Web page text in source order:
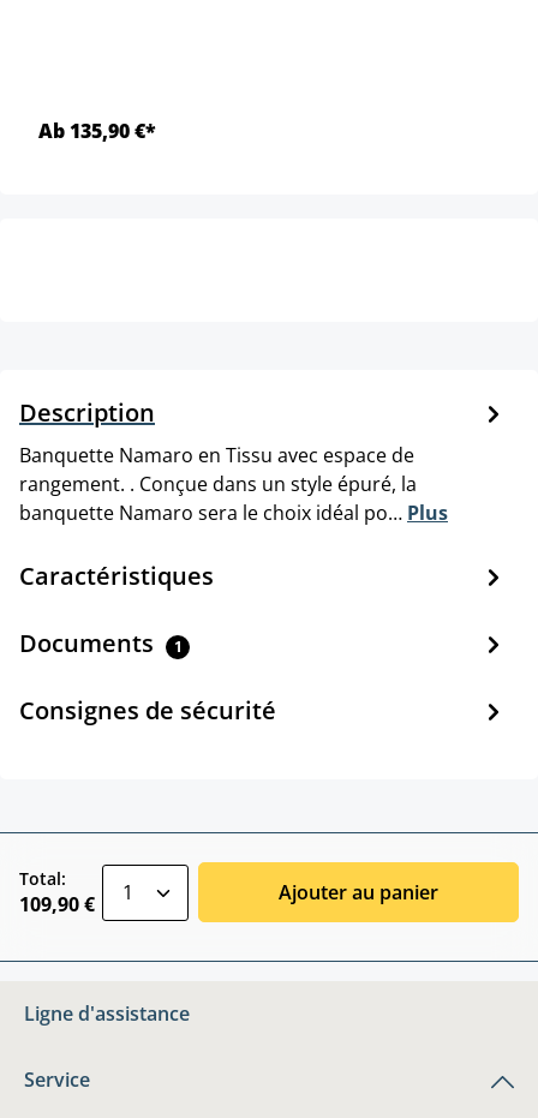
Ab 135,90 €*
Description
Banquette Namaro en Tissu avec espace de
rangement. . Conçue dans un style épuré, la
banquette Namaro sera le choix idéal po… Plus
Caractéristiques
Documents 1
Consignes de sécurité
Total:
109,90 € Ajouter au panier
Ligne d'assistance
Service